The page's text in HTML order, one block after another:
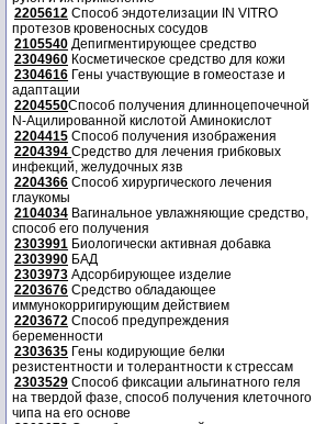
2205612 Способ эндотелизации IN VITRO
протезов кровеносных сосудов
2105540 Депигментирующее средство
2304960 Косметическое средство для кожи
2304616 Гены участвующие в гомеостазе и
адаптации
2204550Способ получения длинноцепочечной
N-Ацилированной кислотой Аминокислот
2204415 Способ получения изображения
2204394 Средство для лечения грибковых
инфекций, желудочных язв
2204366 Способ хирургического лечения
глаукомы
2104034 Вагинальное увлажняющие средство,
способ его получения
2303991 Биологически активная добавка
2303990 БАД
2303973 Адсорбирующее изделие
2203676 Средство обладающее
иммунокорригирующим действием
2203672 Способ предупреждения
беременности
2303635 Гены кодирующие белки
резистентности и толерантности к стрессам
2303529 Способ фиксации альгинатного геля
на твердой фазе, способ получения клеточного
чипа на его основе